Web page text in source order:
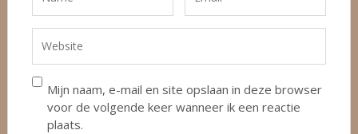
Mijn naam, e-mail en site opslaan in deze browser
voor de volgende keer wanneer ik een reactie
plaats.